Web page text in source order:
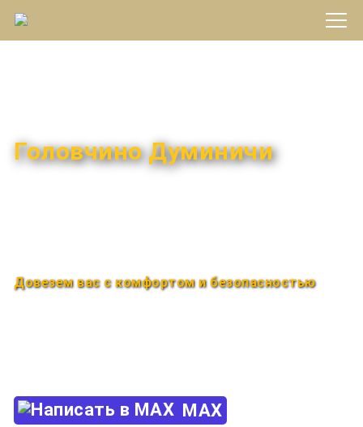
Головчино Думиничи
Довезем вас с комфортом и безопасностью
MAX